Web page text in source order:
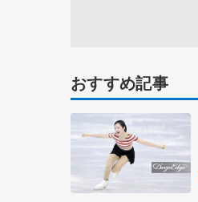
おすすめ記事